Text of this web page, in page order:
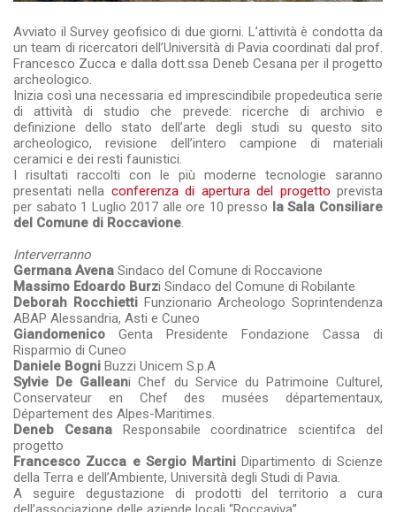
Avviato il Survey geofisico di due giorni. L’attività è condotta da
un team di ricercatori dell’Università di Pavia coordinati dal prof.
Francesco Zucca e dalla dott.ssa Deneb Cesana per il progetto
archeologico.
Inizia così una necessaria ed imprescindibile propedeutica serie
di attività di studio che prevede: ricerche di archivio e
definizione dello stato dell’arte degli studi su questo sito
archeologico, revisione dell’intero campione di materiali
ceramici e dei resti faunistici.
I risultati raccolti con le più moderne tecnologie saranno
presentati nella conferenza di apertura del progetto prevista
per sabato 1 Luglio 2017 alle ore 10 presso la Sala Consiliare
del Comune di Roccavione.
Interverranno
Germana Avena Sindaco del Comune di Roccavione
Massimo Edoardo Burzi Sindaco del Comune di Robilante
Deborah RocchiettiFunzionario Archeologo Soprintendenza
ABAP Alessandria, Asti e Cuneo
Giandomenico Genta Presidente Fondazione Cassa di
Risparmio di Cuneo
Daniele Bogni Buzzi Unicem S.p.A
Sylvie De Galleani Chef du Service du Patrimoine Culturel,
Conservateur en Chef des musées départementaux,
Département des Alpes-Maritimes.
Deneb CesanaResponsabile coordinatrice scientifca del
progetto
Francesco Zucca e Sergio MartiniDipartimento di Scienze
della Terra e dell’Ambiente, Università degli Studi di Pavia.
A seguire degustazione di prodotti del territorio a cura